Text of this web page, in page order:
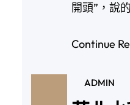
開頭”，說
Continue
ADMIN